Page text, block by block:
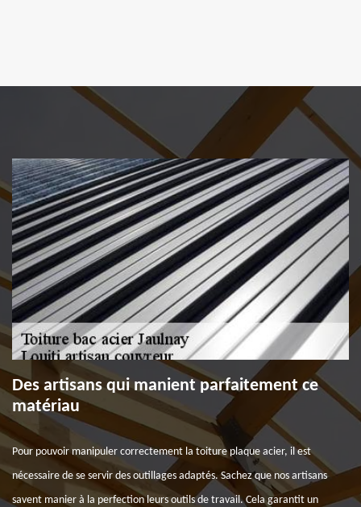
Des artisans qui manient parfaitement ce
matériau
Pour pouvoir manipuler correctement la toiture plaque acier, il est
nécessaire de se servir des outillages adaptés. Sachez que nos artisans
savent manier à la perfection leurs outils de travail. Cela garantit un